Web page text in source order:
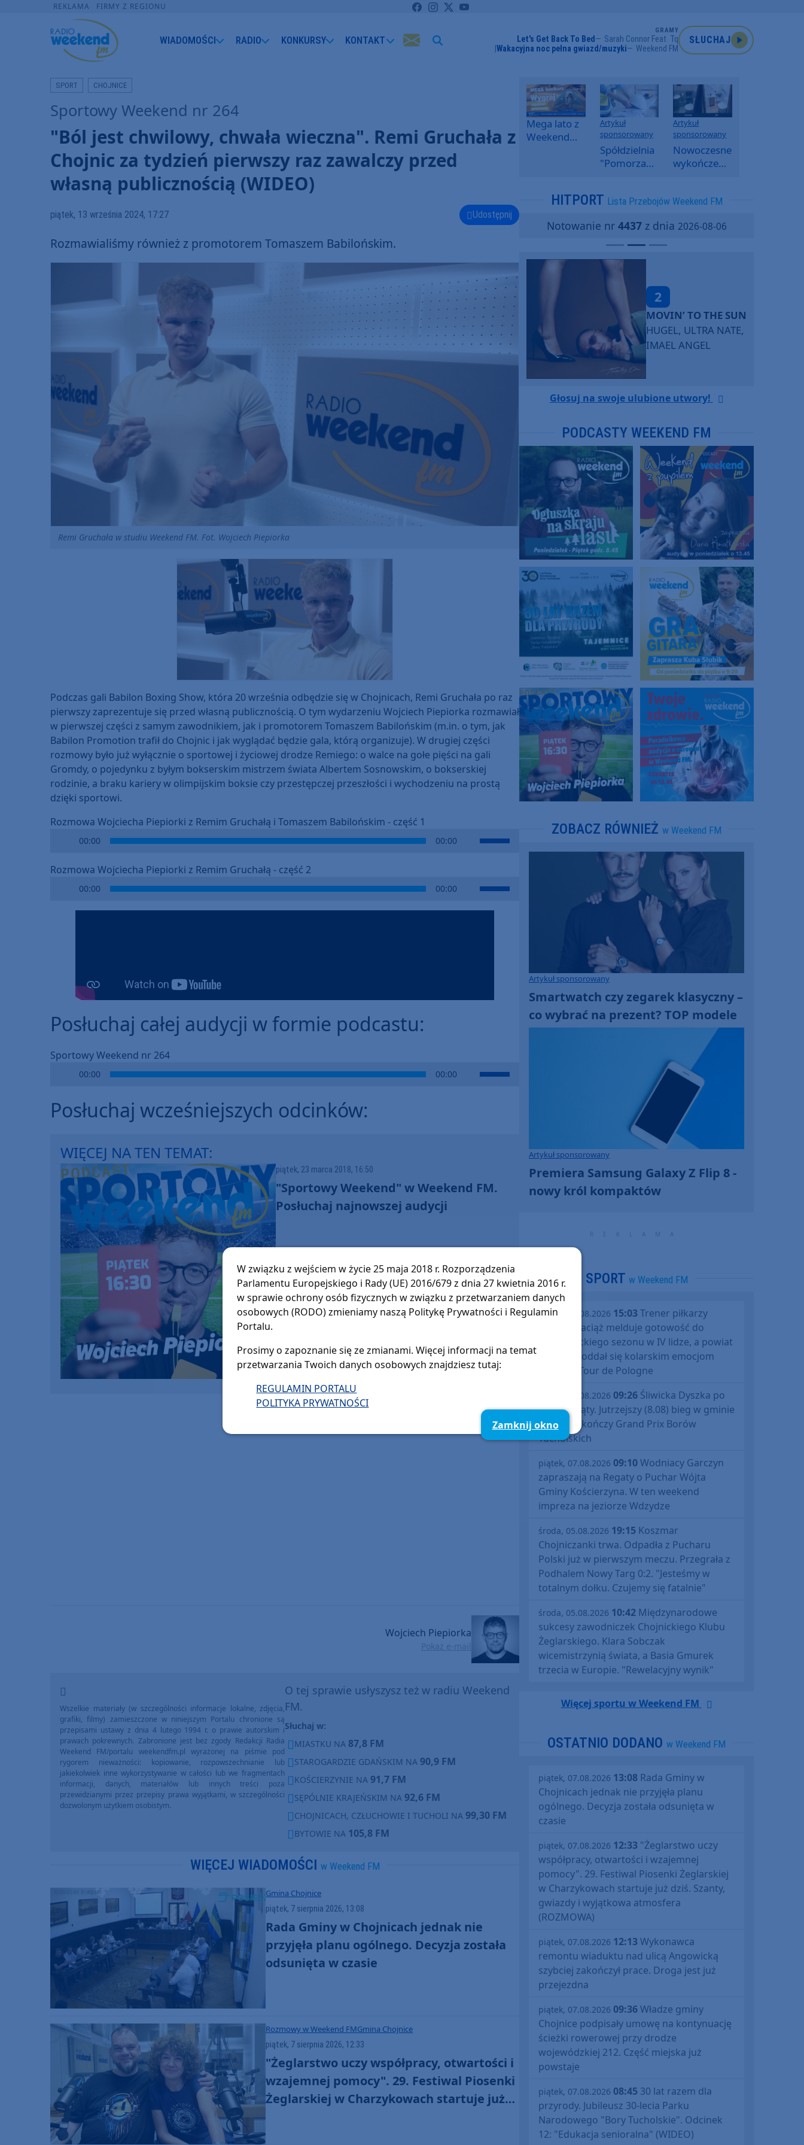
REKLAMA FIRMY Z REGIONU
WIADOMOŚCI RADIO KONKURSY KONTAKT
GRAMY
Let's Get Back To Bed
Sarah Connor Feat. Tq
Wakacyjna noc pełna gwiazd/muzyki
Weekend FM
SŁUCHAJ
SPORT CHOJNICE
Sportowy Weekend nr 264
"Ból jest chwilowy, chwała wieczna". Remi Gruchała z
Chojnic za tydzień pierwszy raz zawalczy przed
własną publicznością (WIDEO)
piątek, 13 września 2024, 17:27 Udostępnij
Rozmawialiśmy również z promotorem Tomaszem Babilońskim.
Remi Gruchała w studiu Weekend FM. Fot. Wojciech Piepiorka
Podczas gali Babilon Boxing Show, która 20 września odbędzie się w Chojnicach, Remi Gruchała po raz
pierwszy zaprezentuje się przed własną publicznością. O tym wydarzeniu Wojciech Piepiorka rozmawiał
w pierwszej części z samym zawodnikiem, jak i promotorem Tomaszem Babilońskim (m.in. o tym, jak
Babilon Promotion trafił do Chojnic i jak wyglądać będzie gala, którą organizuje). W drugiej części
rozmowy było już wyłącznie o sportowej i życiowej drodze Remiego: o walce na gołe pięści na gali
Gromdy, o pojedynku z byłym bokserskim mistrzem świata Albertem Sosnowskim, o bokserskiej
rodzinie, a braku kariery w olimpijskim boksie czy przestępczej przeszłości i wychodzeniu na prostą
dzięki sportowi.
Rozmowa Wojciecha Piepiorki z Remim Gruchałą i Tomaszem Babilońskim - część 1
00:00 00:00
Use
to
increase
Rozmowa Wojciecha Piepiorki z Remim Gruchałą - część 2
00:00 00:00
Use
Arrow
volume.
Posłuchaj całej audycji w formie podcastu:
Sportowy Weekend nr 264
00:00 00:00
Use
volume.
Posłuchaj wcześniejszych odcinków:
WIĘCEJ NA TEN TEMAT:
piątek, 23 marca 2018, 16:50
"Sportowy Weekend" w Weekend FM.
Posłuchaj najnowszej audycji
Wojciech Piepiorka
Pokaż e-mail
O tej sprawie usłyszysz też w radiu Weekend
FM.
Słuchaj w:
MIASTKU NA 87,8 FM
STAROGARDZIE GDAŃSKIM NA 90,9 FM
KOŚCIERZYNIE NA 91,7 FM
SĘPÓLNIE KRAJEŃSKIM NA 92,6 FM
CHOJNICACH, CZŁUCHOWIE I TUCHOLI NA 99,30 FM
BYTOWIE NA 105,8 FM
Wszelkie materiały (w szczególności informacje lokalne, zdjęcia,
grafiki, filmy) zamieszczone w niniejszym Portalu chronione są
przepisami ustawy z dnia 4 lutego 1994 r. o prawie autorskim i
prawach pokrewnych. Zabronione jest bez zgody Redakcji Radia
Weekend FM/portalu weekendfm.pl wyrażonej na piśmie pod
rygorem nieważności: kopiowanie, rozpowszechnianie lub
jakiekolwiek inne wykorzystywanie w całości lub we fragmentach
informacji, danych, materiałów lub innych treści poza
przewidzianymi przez przepisy prawa wyjątkami, w szczególności
dozwolonym użytkiem osobistym.
WIĘCEJ WIADOMOŚCI w Weekend FM
Gmina Chojnice
piątek, 7 sierpnia 2026, 13:08
Rada Gminy w Chojnicach jednak nie
przyjęła planu ogólnego. Decyzja została
odsunięta w czasie
Rozmowy w Weekend FMGmina Chojnice
piątek, 7 sierpnia 2026, 12:33
"Żeglarstwo uczy współpracy, otwartości i
wzajemnej pomocy". 29. Festiwal Piosenki
Żeglarskiej w Charzykowach startuje już
Mega lato z
Weekend
Artykuł
sponsorowany
Spółdzielnia
"Pomorzanka"
informuje o
i ofertach
najmu
Artykuł
sponsorowany
Nowoczesne
wykończenia
SPC, WPC i
kamienny
HITPORT Lista Przebojów Weekend FM
Notowanie nr 4437z dnia 2026-08-06
2
MOVIN’ TO THE SUN
HUGEL, ULTRA NATE,
IMAEL ANGEL
Głosuj na swoje ulubione utwory!
PODCASTY WEEKEND FM
ZOBACZ RÓWNIEŻ w Weekend FM
Artykuł sponsorowany
Smartwatch czy zegarek klasyczny –
co wybrać na prezent? TOP modele
Artykuł sponsorowany
Premiera Samsung Galaxy Z Flip 8 -
nowy król kompaktów
SPORT w Weekend FM
piątek, 07.08.2026 15:03Trener piłkarzy
Rawysa Raciąż melduje gotowość do
debiutanckiego sezonu w IV lidze, a powiat
bytowski oddał się kolarskim emocjom
podczas Tour de Pologne
piątek, 07.08.2026 09:26 Śliwicka Dyszka po
raz dziesiąty. Jutrzejszy (8.08) bieg w gminie
Śliwice zakończy Grand Prix Borów
Tucholskich
piątek, 07.08.2026 09:10Wodniacy Garczyn
zapraszają na Regaty o Puchar Wójta
Gminy Kościerzyna. W ten weekend
impreza na jeziorze Wdzydze
środa, 05.08.2026 19:15 Koszmar
Chojniczanki trwa. Odpadła z Pucharu
Polski już w pierwszym meczu. Przegrała z
Podhalem Nowy Targ 0:2. "Jesteśmy w
totalnym dołku. Czujemy się fatalnie"
środa, 05.08.2026 10:42 Międzynarodowe
sukcesy zawodniczek Chojnickiego Klubu
Żeglarskiego. Klara Sobczak
wicemistrzynią świata, a Basia Gmurek
trzecia w Europie. "Rewelacyjny wynik"
Więcej sportu w Weekend FM
OSTATNIO DODANO w Weekend FM
piątek, 07.08.2026 13:08 Rada Gminy w
Chojnicach jednak nie przyjęła planu
ogólnego. Decyzja została odsunięta w
czasie
piątek, 07.08.2026 12:33 "Żeglarstwo uczy
współpracy, otwartości i wzajemnej
pomocy". 29. Festiwal Piosenki Żeglarskiej
w Charzykowach startuje już dziś. Szanty,
gwiazdy i wyjątkowa atmosfera
(ROZMOWA)
piątek, 07.08.2026 12:13Wykonawca
remontu wiaduktu nad ulicą Angowicką
szybciej zakończył prace. Droga jest już
przejezdna
piątek, 07.08.2026 09:36Władze gminy
Chojnice podpisały umowę na kontynuację
ścieżki rowerowej przy drodze
wojewódzkiej 212. Część miejska już
powstaje
piątek, 07.08.2026 08:45 30 lat razem dla
przyrody. Jubileusz 30-lecia Parku
Narodowego "Bory Tucholskie". Odcinek
12: "Edukacja senioralna" (WIDEO)
W związku z wejściem w życie 25 maja 2018 r. Rozporządzenia
Parlamentu Europejskiego i Rady (UE) 2016/679 z dnia 27 kwietnia 2016 r.
w sprawie ochrony osób fizycznych w związku z przetwarzaniem danych
osobowych (RODO) zmieniamy naszą Politykę Prywatności i Regulamin
Portalu.
Prosimy o zapoznanie się ze zmianami. Więcej informacji na temat
przetwarzania Twoich danych osobowych znajdziesz tutaj:
REGULAMIN PORTALU
POLITYKA PRYWATNOŚCI
Zamknij okno